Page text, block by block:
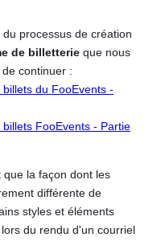
processus de création
de billetterie que nous
continuer :
du FooEvents -
FooEvents - Partie
la façon dont les
différente de
styles et éléments
du rendu d'un courriel